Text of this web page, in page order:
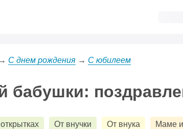
→ С днем рождения → С юбилеем
бабушки:
От внучки От внука Маме